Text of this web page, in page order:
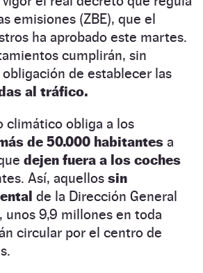
emisiones (ZBE), que el
ha aprobado este martes.
cumplirán, sin
de establecer las
al tráfico.
climático obliga a los
de 50.000 habitantes a
dejen fuera a los coches
Así, aquellos sin
de la Dirección General
unos 9,9 millones en toda
circular por el centro de